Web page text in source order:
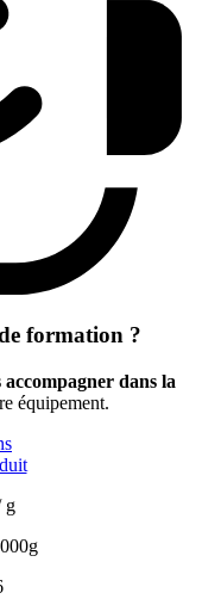
formation ?
accompagner dans la
équipement.
g